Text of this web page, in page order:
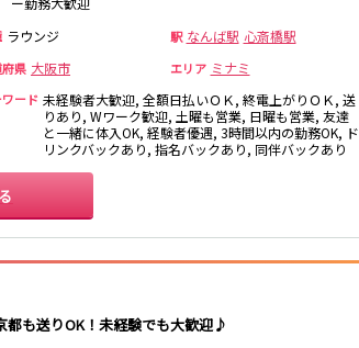
ラウンジ 駅 なんば駅 心斎橋駅
県 大阪市 エリア ミナミ
ード 未経験者大歓迎, 全額日払いＯＫ, 終電上がりＯＫ, 送
りあり, Wワーク歓迎, 土曜も営業, 日曜も営業, 友達
と一緒に体入OK, 経験者優遇, 3時間以内の勤務OK, ド
リンクバックあり, 指名バックあり, 同伴バックあり
も送りOK！未経験でも大歓迎♪
ノ宮駅